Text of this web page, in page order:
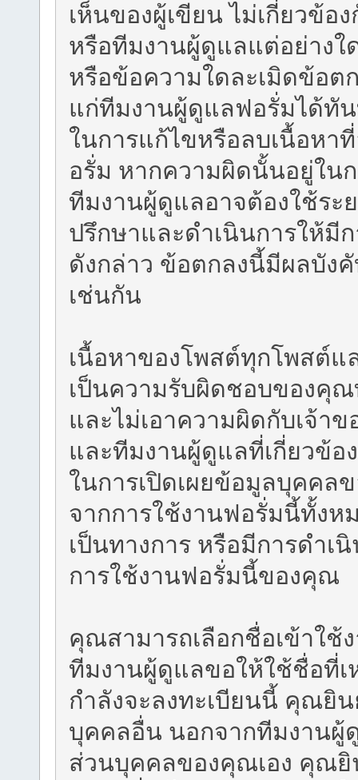
เห็นของผู้เขียน ไม่เกี่ยวข้อ
หรือทีมงานผู้ดูแลแต่อย่าง
หรือข้อความใดละเมิดข้อต
แก่ทีมงานผู้ดูแลฟอรั่มได้ทั
ในการแก้ไขหรือลบเนื้อหา
อรั่ม หากความผิดนั้นอยู่ใน
ทีมงานผู้ดูแลอาจต้องใช้ระ
ปรึกษาและดำเนินการให้มี
ดังกล่าว ข้อตกลงนี้มีผลบัง
เช่นกัน
เนื้อหาของโพสต์ทุกโพสต์
เป็นความรับผิดชอบของคุ
และไม่เอาความผิดกับเจ้า
และทีมงานผู้ดูแลที่เกี่ยวข้
ในการเปิดเผยข้อมูลบุคคล
จากการใช้งานฟอรั่มนี้ทั้งห
เป็นทางการ หรือมีการดำเ
การใช้งานฟอรั่มนี้ของคุณ
คุณสามารถเลือกชื่อเข้าใ
ทีมงานผู้ดูแลขอให้ใช้ชื่อที่
กำลังจะลงทะเบียนนี้ คุณยิ
บุคคลอื่น นอกจากทีมงานผู้
ส่วนบุคคลของคุณเอง คุณ